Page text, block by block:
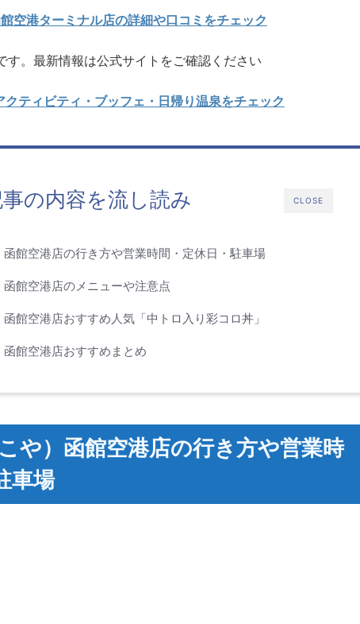
港ターミナル店の詳細や口コミをチェック
す。最新情報は公式サイトをご確認ください
ティビティ・ブッフェ・日帰り温泉をチェック
CLOSE
の内容を流し読み
函館空港店の行き方や営業時間・定休日・駐車場
函館空港店のメニューや注意点
館空港店おすすめ人気「中トロ入り彩コロ丼」
函館空港店おすすめまとめ
や）函館空港店の行き方や営業時
車場